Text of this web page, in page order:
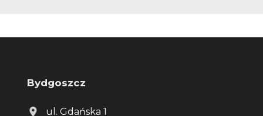
Bydgoszcz
ul. Gdańska 1